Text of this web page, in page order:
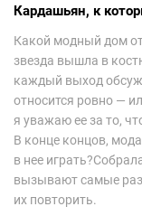
Кардашьян, к
Какой модный дом
звезда вышла в
каждый выход
относится ровно —
я уважаю ее за то,
В конце концов,
в нее
вызывают самые
их повторить.